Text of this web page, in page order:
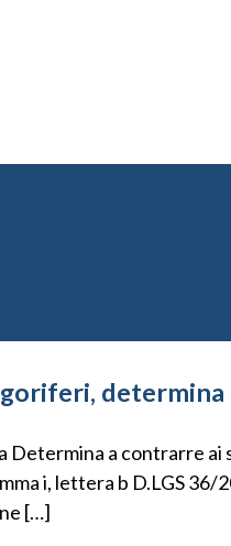
determina
Determina a contrarre ai
i, lettera b D.LGS 36/
[…]